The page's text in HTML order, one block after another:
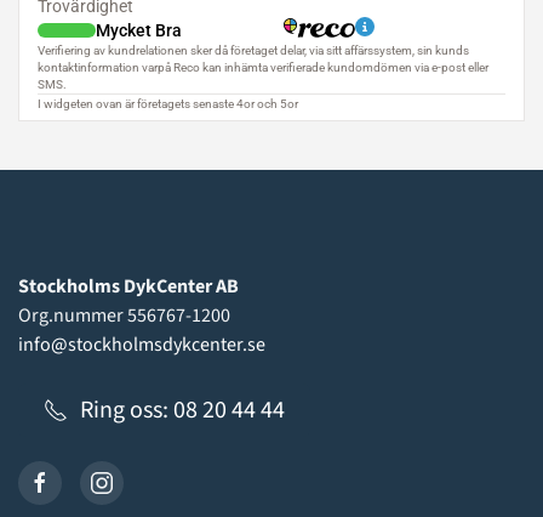
Stockholms DykCenter AB
Org.nummer 556767-1200
info@stockholmsdykcenter.se
Ring oss: 08 20 44 44